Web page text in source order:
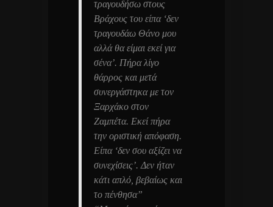
τραγουδήσω στους
Βράχους του είπα ‘δεν
τραγουδάω Θάνο μου
αλλά θα είμαι εκεί για
σένα’. Πήρα λίγο
θάρρος και μετά
συνεργάστηκα με τον
Ξαρχάκο στον
Ζαμπέτα. Εκεί πήρα
την οριστική απόφαση.
Είπα ‘δεν σου αξίζει να
συνεχίσεις’. Δεν ήταν
κάτι απλό, βεβαίως και
το πένθησα”